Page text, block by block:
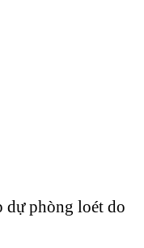
dự phòng loét do